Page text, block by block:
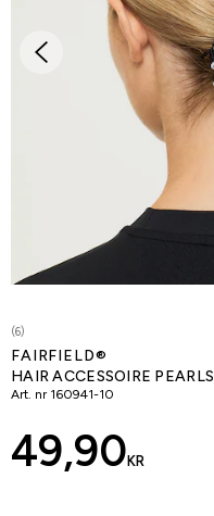
(6)
FAIRFIELD®
HAIR ACCESSOIRE PEARLS
Art. nr 160941-10
49,90 KR